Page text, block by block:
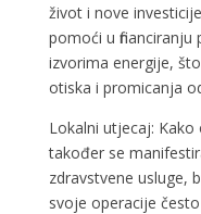
život i nove
pomoći u
izvorima energije,
otiska i promicanja
Lokalni utjecaj:
također se
zdravstvene usluge,
svoje operacije